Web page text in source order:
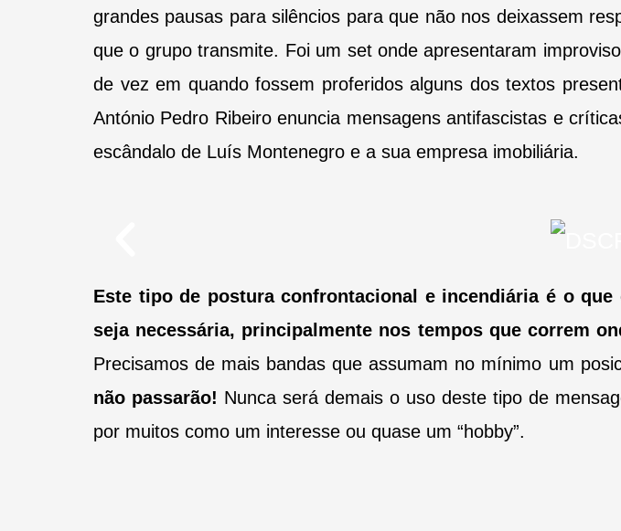
grandes pausas para silêncios para que não nos deixassem
que o grupo transmite. Foi um set onde apresentaram
de vez em quando fossem proferidos alguns dos textos
António Pedro Ribeiro enuncia mensagens antifascistas e
escândalo de Luís Montenegro e a sua empresa imobiliária.
Este tipo de postura confrontacional e incendiária é o
seja necessária, principalmente nos tempos que correm
Precisamos de mais bandas que assumam no mínimo um
não passarão! Nunca será demais o uso deste tipo de
por muitos como um interesse ou quase um “hobby”.